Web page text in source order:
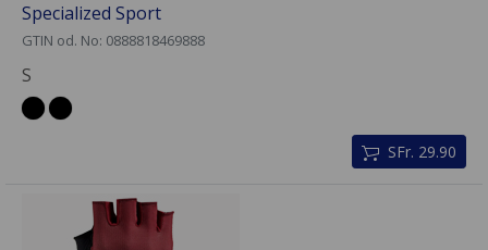
Specialized Sport
GTIN od. No: 0888818469888
S
SFr. 29.90